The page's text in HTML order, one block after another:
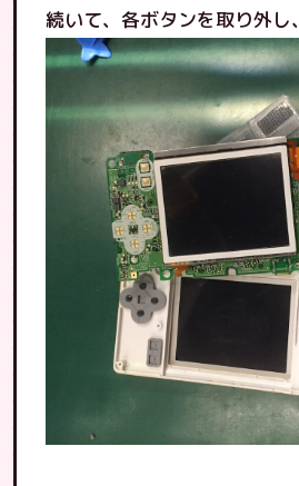
続いて、各ボタンを取り外し、